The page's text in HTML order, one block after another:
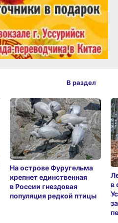
На острове Фуругельма
крепнет единственная
в России гнездовая
популяция редкой птицы
в
В раздел